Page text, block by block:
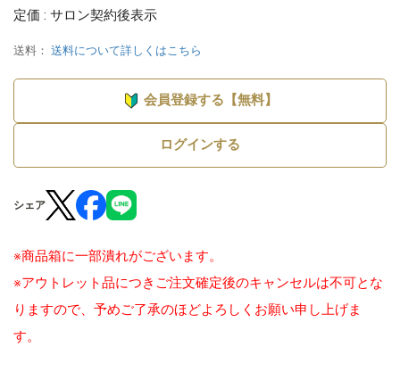
定価 : サロン契約後表示
送料： 送料について詳しくはこちら
会員登録する【無料】
ログインする
シェア
※商品箱に一部潰れがございます。
※アウトレット品につきご注文確定後のキャンセルは不可とな
りますので、予めご了承のほどよろしくお願い申し上げま
す。